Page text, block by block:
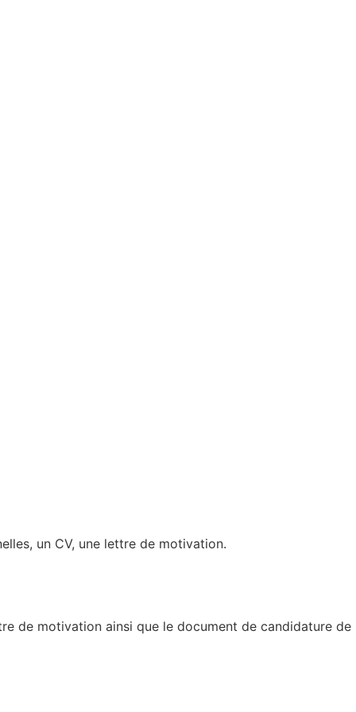
un CV, une lettre de motivation.
de motivation ainsi que le document de candidature de